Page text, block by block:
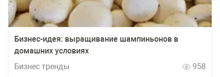
Бизнес-идея: выращивание шампиньонов в
домашних условиях
Бизнес тренды
958